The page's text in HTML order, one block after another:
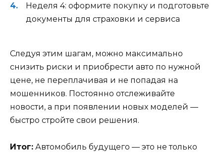
Неделя 4: оформите покупку и подготовьте
документы для страховки и сервиса
Следуя этим шагам, можно максимально
снизить риски и приобрести авто по нужной
цене, не переплачивая и не попадая на
мошенников. Постоянно отслеживайте
новости, а при появлении новых моделей —
быстро стройте свои решения.
Итог: Автомобиль будущего — это не только